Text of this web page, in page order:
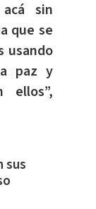
sin
que se
usando
paz y
ellos”,
sus